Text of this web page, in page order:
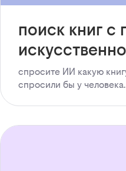
поиск книг
спросите ИИ какую
спросили бы у человека.